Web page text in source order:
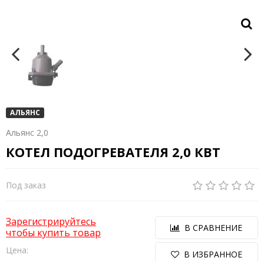
АЛЬЯНС
Альянс 2,0
КОТЕЛ ПОДОГРЕВАТЕЛЯ 2,0 КВТ
Под заказ
Зарегистрируйтесь
чтобы купить товар
Цена:
В СРАВНЕНИЕ
В ИЗБРАННОЕ